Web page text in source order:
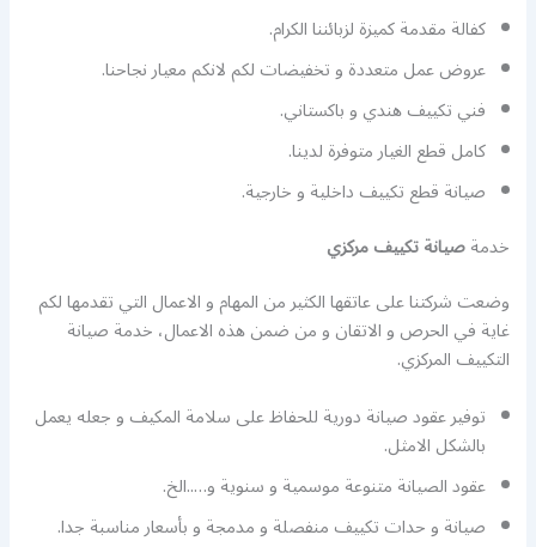
كفالة مقدمة كميزة لزبائننا الكرام.
عروض عمل متعددة و تخفيضات لكم لانكم معيار نجاحنا.
فني تكييف هندي و باكستاني.
كامل قطع الغيار متوفرة لدينا.
صيانة قطع تكييف داخلية و خارجية.
خدمةصيانة تكييف مركزي
وضعت شركتنا على عاتقها الكثير من المهام و الاعمال التي تقدمها لكم
غاية في الحرص و الاتقان و من ضمن هذه الاعمال، خدمة صيانة
التكييف المركزي.
توفير عقود صيانة دورية للحفاظ على سلامة المكيف و جعله يعمل
بالشكل الامثل.
عقود الصيانة متنوعة موسمية و سنوية و…..الخ.
صيانة و حدات تكييف منفصلة و مدمجة و بأسعار مناسبة جدا.